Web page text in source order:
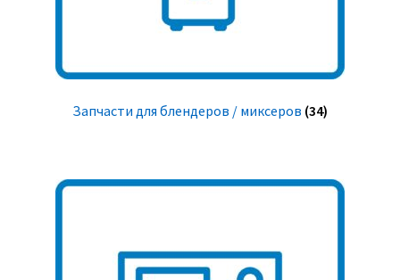
Запчасти для блендеров / миксеров (34)